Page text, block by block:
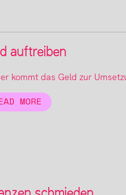
auftreiben
kommt das Geld zur
MORE